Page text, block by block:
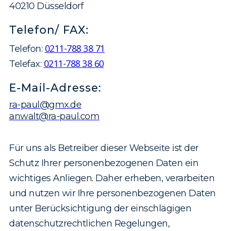
40210 Düsseldorf
Telefon/ FAX:
Telefon: 0211-788 38 71
Telefax: 0211-788 38 60
E-Mail-Adresse:
ra-paul@gmx.de
anwalt@ra-paul.com
Für uns als Betreiber dieser Webseite ist der
Schutz Ihrer personenbezogenen Daten ein
wichtiges Anliegen. Daher erheben, verarbeiten
und nutzen wir Ihre personenbezogenen Daten
unter Berücksichtigung der einschlägigen
datenschutzrechtlichen Regelungen,